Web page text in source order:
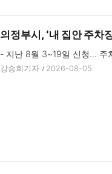
의정부시, ‘내 집안 주차
- 지난 8월 3~19일 신청… 주
강승희기자 2026-08-05